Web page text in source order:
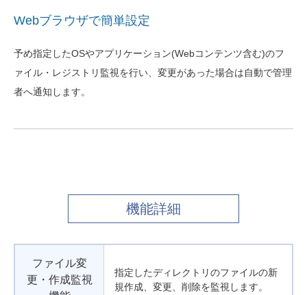
Webブラウザで簡単設定
予め指定したOSやアプリケーション(Webコンテンツ含む)のフ
ァイル・レジストリ監視を行い、変更があった場合は自動で管理
者へ通知します。
機能詳細
ファイル変
更・作成監視
指定したディレクトリのファイルの新
規作成、変更、削除を監視します。